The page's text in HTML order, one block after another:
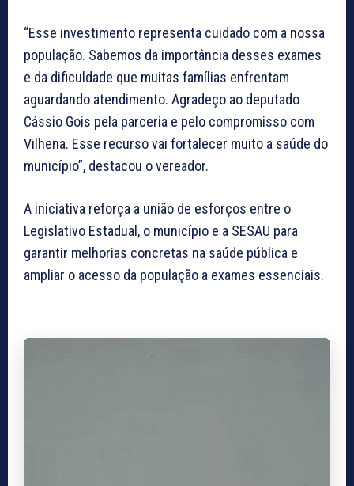
“Esse investimento representa cuidado com a nossa
população. Sabemos da importância desses exames
e da dificuldade que muitas famílias enfrentam
aguardando atendimento. Agradeço ao deputado
Cássio Gois pela parceria e pelo compromisso com
Vilhena. Esse recurso vai fortalecer muito a saúde do
município”, destacou o vereador.
A iniciativa reforça a união de esforços entre o
Legislativo Estadual, o município e a SESAU para
garantir melhorias concretas na saúde pública e
ampliar o acesso da população a exames essenciais.